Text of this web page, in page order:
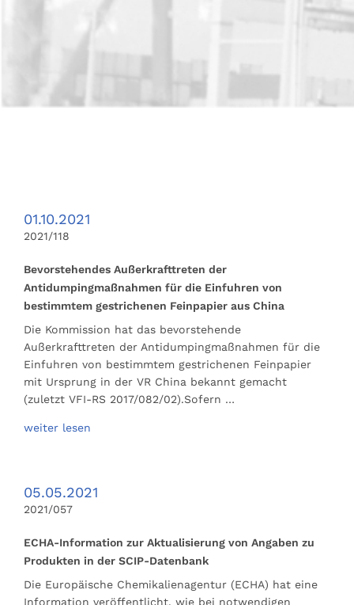
01.10.2021
2021/118
Bevorstehendes Außerkrafttreten der
Antidumpingmaßnahmen für die Einfuhren von
bestimmtem gestrichenen Feinpapier aus China
Die Kommission hat das bevorstehende
Außerkrafttreten der Antidumpingmaßnahmen für die
Einfuhren von bestimmtem gestrichenen Feinpapier
mit Ursprung in der VR China bekannt gemacht
(zuletzt VFI-RS 2017/082/02).Sofern …
weiter lesen
05.05.2021
2021/057
ECHA-Information zur Aktualisierung von Angaben zu
Produkten in der SCIP-Datenbank
Die Europäische Chemikalienagentur (ECHA) hat eine
Information veröffentlicht, wie bei notwendigen